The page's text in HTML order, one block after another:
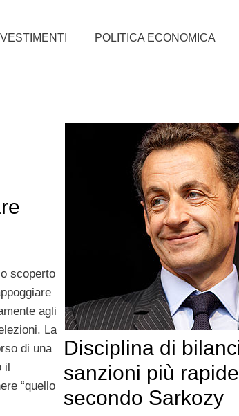
POLITICA ECONOMICA
scoperto
agli
La
di una
il
“quello
Disciplina di
sanzioni più rapide
secondo Sarkozy